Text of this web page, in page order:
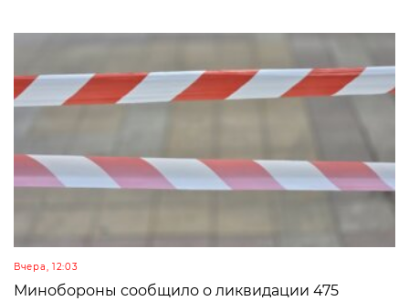
Вчера, 12:03
Минобороны сообщило о ликвидации 475